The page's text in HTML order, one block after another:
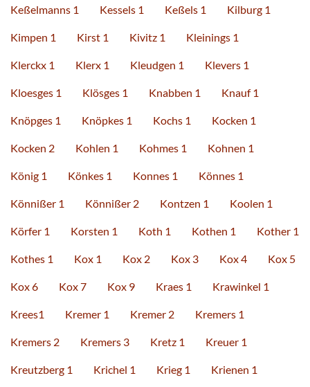
Keßelmanns 1 Kessels 1 Keßels 1 Kilburg 1
Kimpen 1 Kirst 1 Kivitz 1 Kleinings 1
Klerckx 1 Klerx 1 Kleudgen 1 Klevers 1
Kloesges 1 Klösges 1 Knabben 1 Knauf 1
Knöpges 1 Knöpkes 1 Kochs 1 Kocken 1
Kocken 2 Kohlen 1 Kohmes 1 Kohnen 1
König 1 Könkes 1 Konnes 1 Könnes 1
Könnißer 1 Könnißer 2 Kontzen 1 Koolen 1
Körfer 1 Korsten 1 Koth 1 Kothen 1 Kother 1
Kothes 1 Kox 1 Kox 2 Kox 3 Kox 4 Kox 5
Kox 6 Kox 7 Kox 9 Kraes 1 Krawinkel 1
Krees1 Kremer 1 Kremer 2 Kremers 1
Kremers 2 Kremers 3 Kretz 1 Kreuer 1
Kreutzberg 1 Krichel 1 Krieg 1 Krienen 1